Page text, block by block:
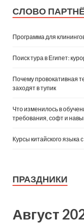
СЛОВО
Программа для
Поиск тура в Египет:
Почему провокативная
заходят в тупик
Что изменилось в
требования, софт и
Курсы китайского языка
ПРАЗДНИКИ
Август